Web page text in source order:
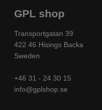
GPL shop
Transportgatan 39
422 46 Hisings Backa
Sweden
+46 31 - 24 30 15
info@gplshop.se